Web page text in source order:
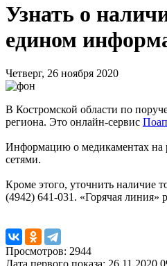
Узнать о
едином
Четверг, 26 ноября 2020
В Костромской области по
региона. Это онлайн-сервис
Информацию о медикаментах на
сетями.
Кроме этого, уточнить наличие
(4942) 641-031. «Горячая линия»
Просмотров: 2944